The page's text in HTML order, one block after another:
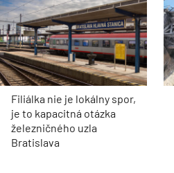
Filiálka nie je lokálny spor,
je to kapacitná otázka
železničného uzla
Bratislava